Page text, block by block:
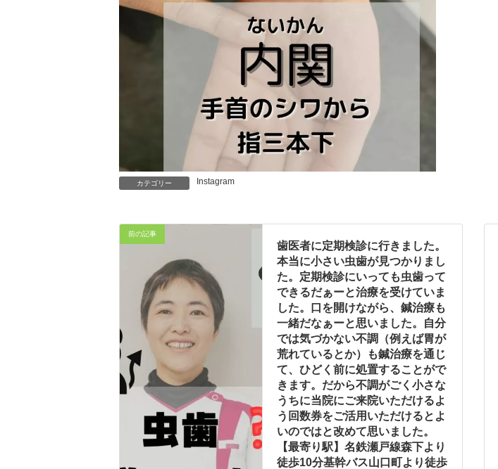
カテゴリー Instagram
前の記事
歯医者に定期検診に行きました。
本当に小さい虫歯が見つかりまし
た。定期検診にいっても虫歯って
できるだぁーと治療を受けていま
した。口を開けながら、鍼治療も
一緒だなぁーと思いました。自分
では気づかない不調（例えば胃が
荒れているとか）も鍼治療を通じ
て、ひどく前に処置することがで
きます。だから不調がごく小さな
うちに当院にご来院いただけるよ
う回数券をご活用いただけるとよ
いのではと改めて思いました。
【最寄り駅】名鉄瀬戸線森下より
徒歩10分基幹バス山口町より徒歩